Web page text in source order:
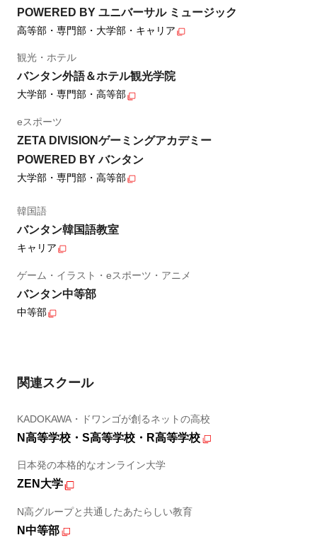
POWERED BY ユニバーサル ミュージック
高等部・専門部・大学部・キャリア
観光・ホテル
バンタン外語＆ホテル観光学院
大学部・専門部・高等部
eスポーツ
ZETA DIVISIONゲーミングアカデミー
POWERED BY バンタン
大学部・専門部・高等部
韓国語
バンタン韓国語教室
キャリア
ゲーム・イラスト・eスポーツ・アニメ
バンタン中等部
中等部
関連スクール
KADOKAWA・ドワンゴが創るネットの高校
N高等学校・S高等学校・R高等学校
日本発の本格的なオンライン大学
ZEN大学
N高グループと共通したあたらしい教育
N中等部